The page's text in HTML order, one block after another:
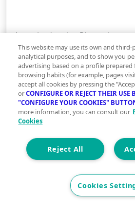
Agencia:donpiso Plasencia
Ver más inmuebles de
Industriales en
similares
This website may use its own and
analytical purposes, and to show you
advertising based on a profile
browsing habits (for example, pages
accept all cookies by pressing the
orCONFIGURE OR REJECT THEIR USE
"CONFIGURE YOUR COOKIES"
more information, you can consult our
Cookies
Reject All
Cookies